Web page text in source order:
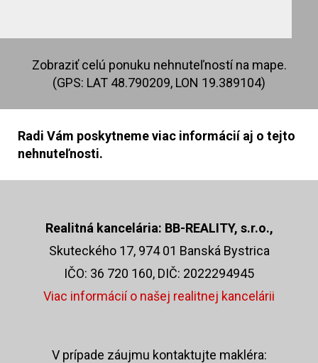
Zobraziť celú ponuku nehnuteľností na mape.
(GPS: LAT 48.790209, LON 19.389104)
Radi Vám poskytneme viac informácií aj o tejto
nehnuteľnosti.
Realitná kancelária: BB-REALITY, s.r.o.,
Skuteckého 17, 974 01 Banská Bystrica
IČO: 36 720 160, DIČ: 2022294945
Viac informácií o našej realitnej kancelárii
V prípade záujmu kontaktujte makléra: